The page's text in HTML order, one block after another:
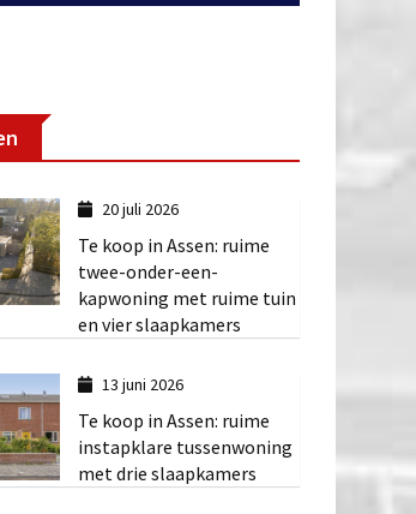
20 juli 2026
Te koop in Assen: ruime
twee-onder-een-
kapwoning met ruime tuin
en vier slaapkamers
13 juni 2026
Te koop in Assen: ruime
instapklare tussenwoning
met drie slaapkamers